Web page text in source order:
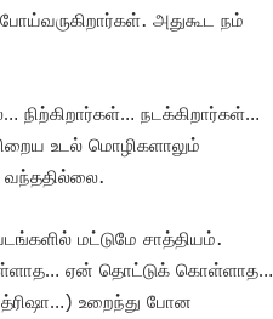
அதுகூட நம்
நடக்கிறார்கள்…
உடல் மொழிகளாலும்
வந்ததில்லை.
மட்டுமே சாத்தியம்.
ஏன் தொட்டுக் கொள்ளாத…
த்ரிஷா…) உறைந்து போன